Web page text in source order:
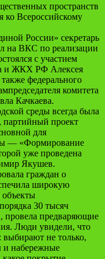
пространств
ко Всероссийскому
России» секретарь
на ВКС по реализации
с участием
и ЖКХ РФ Алексея
федерального
комитета
Качкаева.
среды всегда была
партийный проект
для
— «Формирование
уже проведена
Якушев.
граждан о
широкую
30 тысяч
провела предваряющие
Люди увидели, что
не только,
и набережные